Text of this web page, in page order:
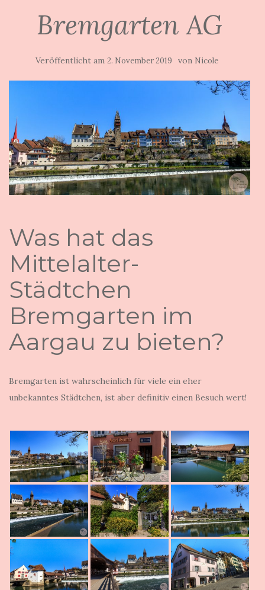
Bremgarten AG
Veröffentlicht am 2. November 2019 von Nicole
Was hat das
Mittelalter-
Städtchen
Bremgarten im
Aargau zu bieten?
Bremgarten ist wahrscheinlich für viele ein eher
unbekanntes Städtchen, ist aber definitiv einen Besuch wert!